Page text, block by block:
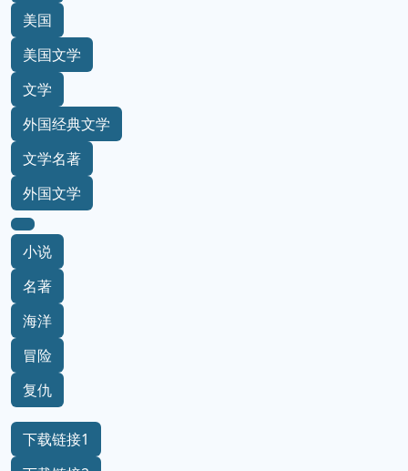
美国
美国文学
文学
外国经典文学
文学名著
外国文学
小说
名著
海洋
冒险
复仇
下载链接1